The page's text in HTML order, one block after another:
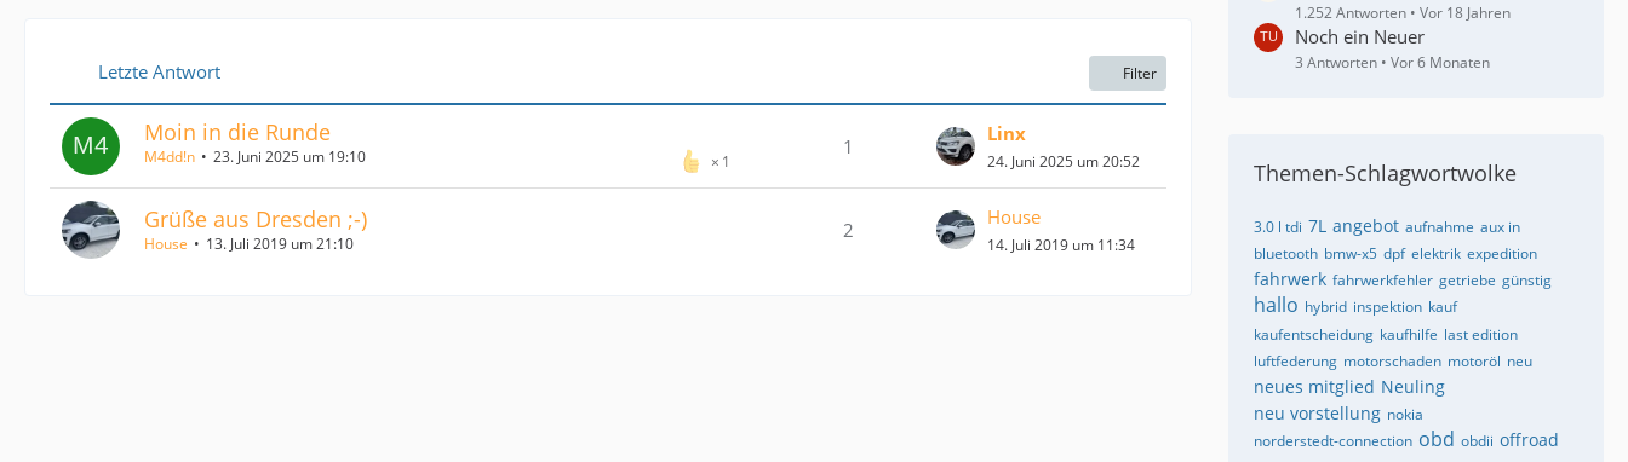
Letzte Antwort Filter
Moin in die Runde
1
M4dd!n 23. Juni 2025 um 19:10 1
Linx
24. Juni 2025 um 20:52
Grüße aus Dresden ;-)
House 13. Juli 2019 um 21:10
2
House
14. Juli 2019 um 11:34
1.252 Antworten Vor 18 Jahren
Noch ein Neuer
3 Antworten Vor 6 Monaten
Themen-Schlagwortwolke
3.0 l tdi 7L angebot aufnahme aux in
bluetooth bmw-x5 dpf elektrik expedition
fahrwerk fahrwerkfehler getriebe günstig
hallo hybrid inspektion kauf
kaufentscheidung kaufhilfe last edition
luftfederung motorschaden motoröl neu
neues mitglied Neuling
neu vorstellung nokia
norderstedt-connection obd obdii offroad